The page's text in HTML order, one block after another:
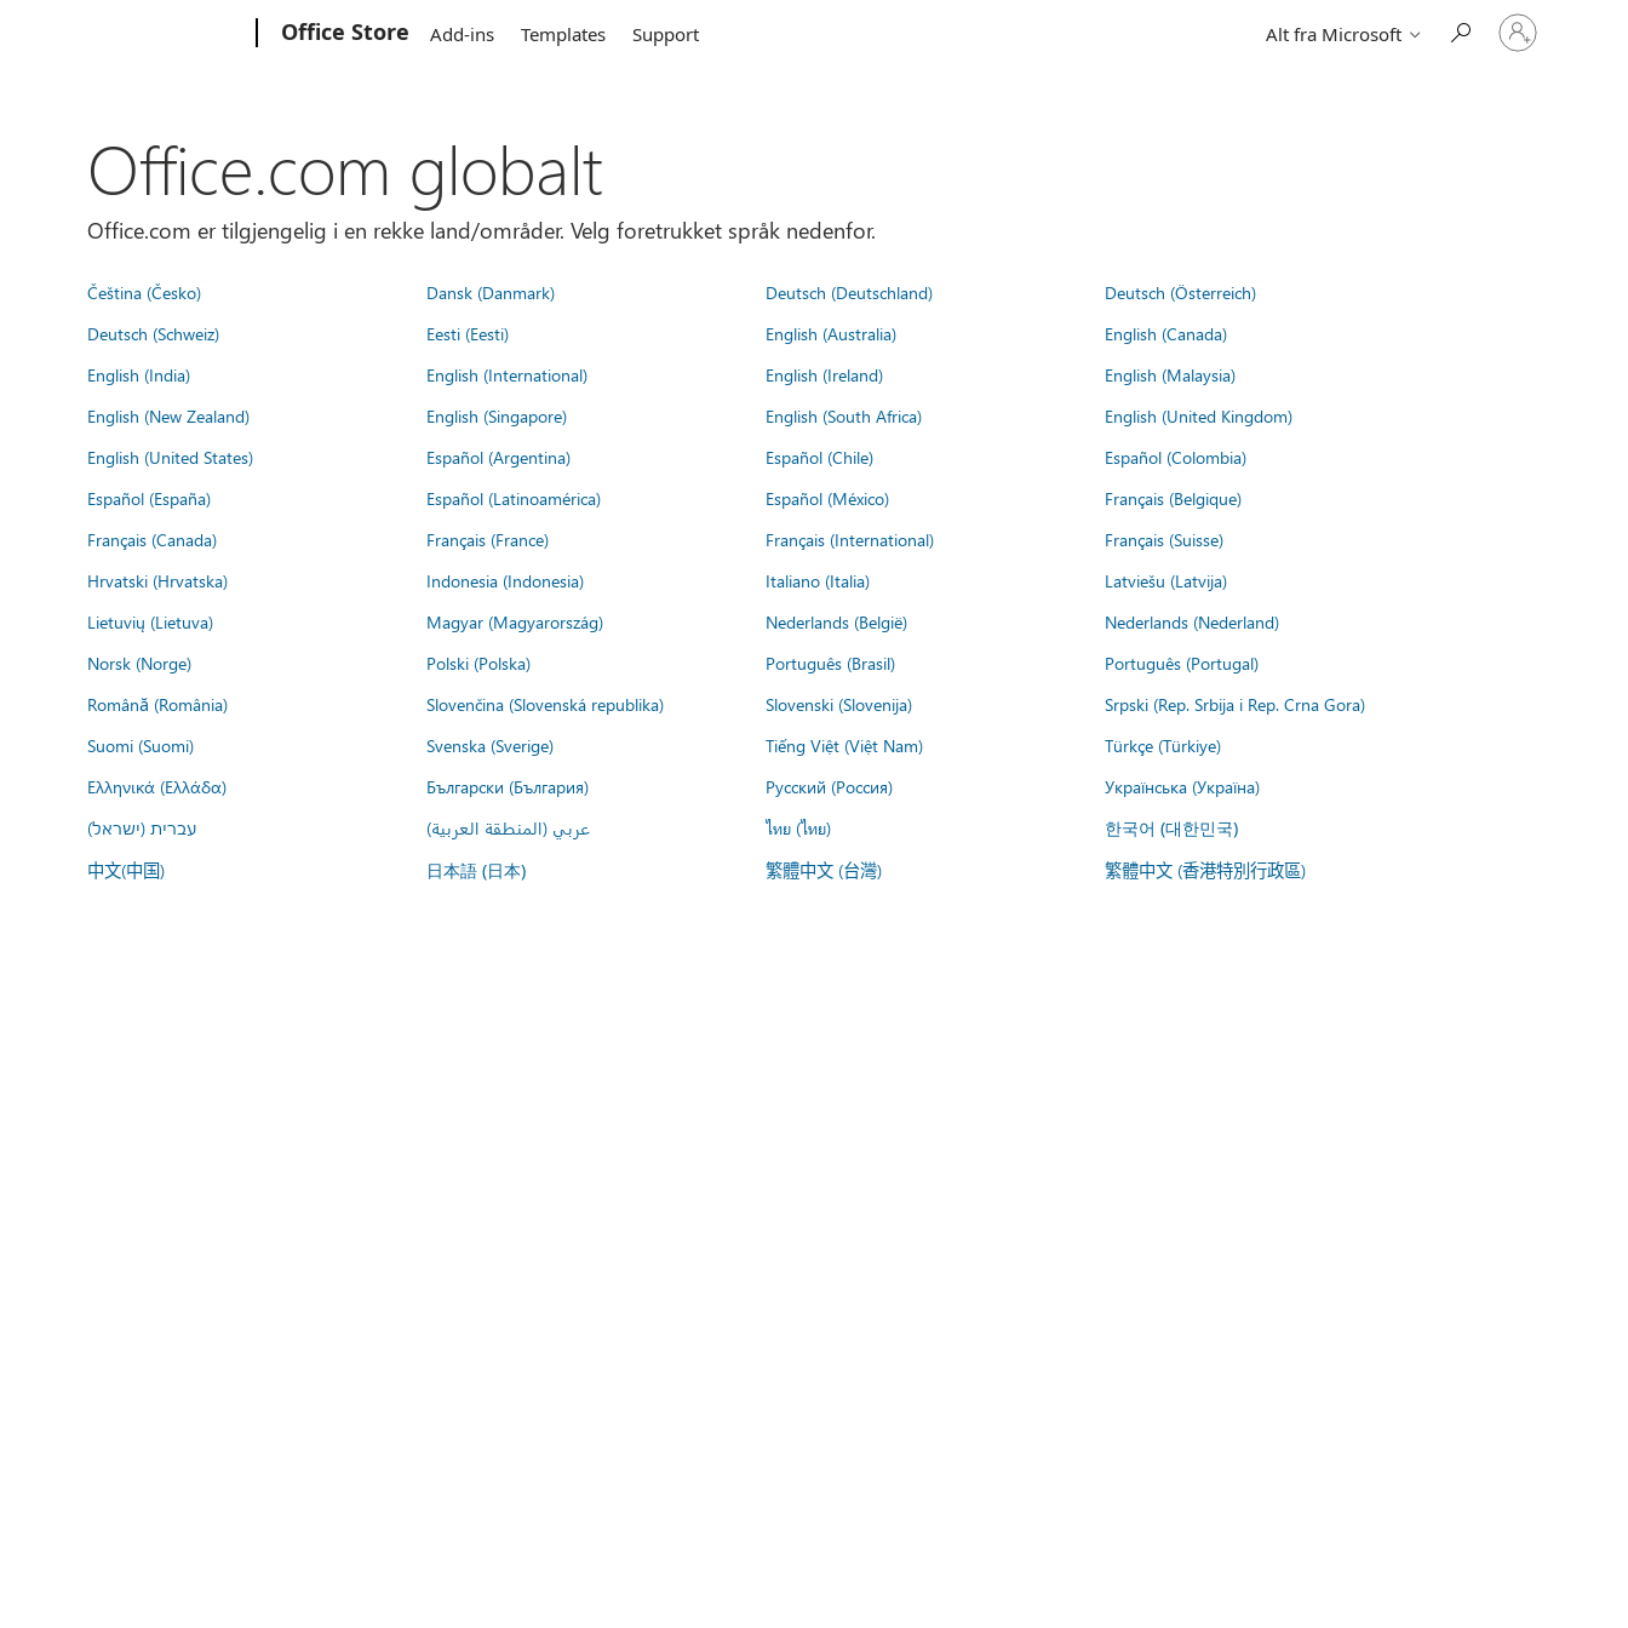
Office Store Add-ins Templates Support Alt fra Microsoft
Logg
på
kontoen
Office.com globalt
Office.com er tilgjengelig i en rekke land/områder. Velg foretrukket språk nedenfor.
Čeština (Česko) Dansk (Danmark) Deutsch (Deutschland)
Deutsch (Österreich)
Deutsch (Schweiz)
Eesti (Eesti) English (Australia)
English (Canada)
English (India)
English (International) English (Ireland)
English (Malaysia)
English (New Zealand)
English (Singapore) English (South Africa)
English (United Kingdom)
English (United States)
Español (Argentina) Español (Chile)
Español (Colombia)
Español (España)
Español (Latinoamérica) Español (México)
Français (Belgique)
Français (Canada)
Français (France) Français (International)
Français (Suisse)
Hrvatski (Hrvatska)
Indonesia (Indonesia) Italiano (Italia)
Latviešu (Latvija)
Lietuvių (Lietuva)
Magyar (Magyarország) Nederlands (België)
Nederlands (Nederland)
Norsk (Norge)
Polski (Polska) Português (Brasil)
Português (Portugal)
Română (România)
Slovenčina (Slovenská republika) Slovenski (Slovenija)
Srpski (Rep. Srbija i Rep. Crna Gora)
Suomi (Suomi)
Svenska (Sverige) Tiếng Việt (Việt Nam)
Türkçe (Türkiye)
Ελληνικά (Ελλάδα)
Български (България) Русский (Россия)
Українська (Україна)
עברית (ישראל)
عربي (المنطقة العربية) ไทย (ไทย) 한국어 (대한민국)
中文(中国) 日本語 (日本) 繁體中文 (台灣) 繁體中文 (香港特別行政區)